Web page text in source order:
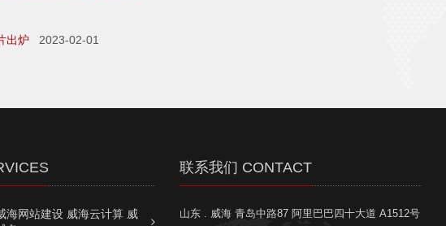
出炉 2023-02-01
海网站建设 威海云计算 威
联系我们 CONTACT
山东 . 威海 青岛中路87 阿里巴巴四十大道 A1512号